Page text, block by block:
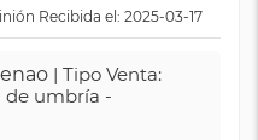
Recibida el: 2025-03-17
| Tipo Venta:
de umbría -